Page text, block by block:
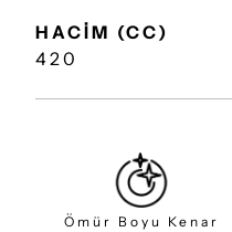
HACİM (CC)
420
Ömür Boyu Kenar